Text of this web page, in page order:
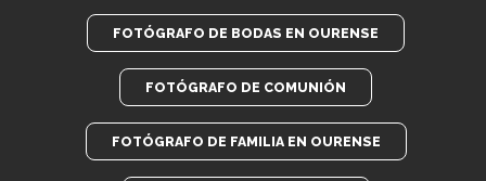
FOTÓGRAFO DE BODAS EN OURENSE
FOTÓGRAFO DE COMUNIÓN
FOTÓGRAFO DE FAMILIA EN OURENSE